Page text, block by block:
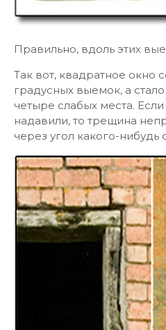
Правильно, вдоль этих
Так вот, квадратное окно
градусных выемок, а стало
четыре слабых места.
надавили, то трещина
через угол какого-нибудь